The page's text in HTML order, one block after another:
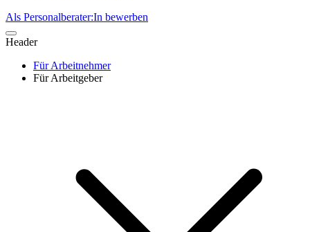
Als Personalberater:In bewerben
Header
Für Arbeitnehmer
Für Arbeitgeber